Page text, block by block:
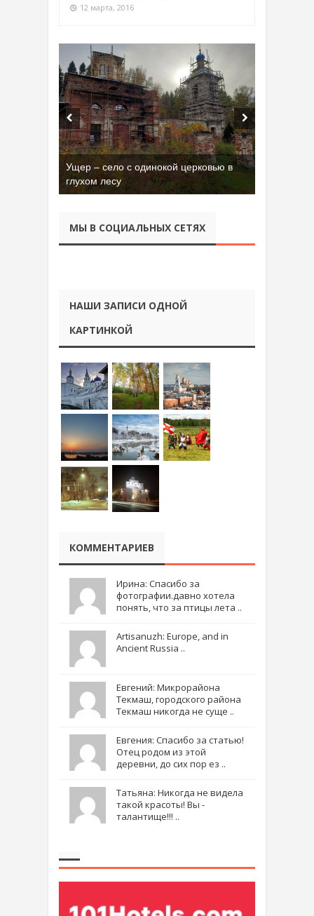
12 марта, 2016
Ущер – село с одинокой церковью в
глухом лесу
МЫ В СОЦИАЛЬНЫХ СЕТЯХ
НАШИ ЗАПИСИ ОДНОЙ
КАРТИНКОЙ
КОММЕНТАРИЕВ
Ирина: Спасибо за
фотографии.давно хотела
понять, что за птицы лета ..
Artisanuzh: Europe, and in
Ancient Russia ..
Евгений: Микрорайона
Текмаш, городского района
Текмаш никогда не суще ..
Евгения: Спасибо за статью!
Отец родом из этой
деревни, до сих пор ез ..
Татьяна: Никогда не видела
такой красоты! Вы -
талантище!!! ..